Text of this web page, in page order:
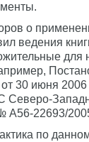
о
ведения
для
от 30 июня
Северо-
А56-22693/
по